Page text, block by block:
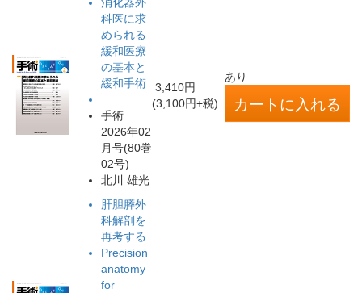
科医に求
められる
緩和医療
の基本と
緩和手術
手術
2026年02
月号(80巻
02号)
北川 雄光
3,410円
(3,100円+税)
あり
肝胆膵外
科解剖を
再考する
Precision
anatomy
for